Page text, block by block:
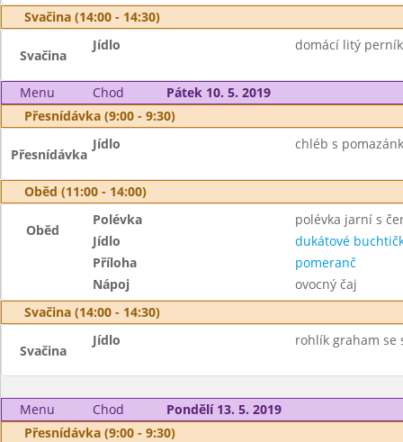
Svačina (14:00 - 14:30)
Svačina
Jídlo domácí litý
Menu Chod
Pátek 10. 5. 2019
Přesnídávka (9:00 - 9:30)
Přesnídávka
Jídlo chléb s
Oběd (11:00 - 14:00)
Oběd
Polévka
polévka jarní s
Jídlo
dukátové
Příloha
pomeranč
Nápoj
ovocný čaj
Svačina (14:00 - 14:30)
Svačina
Jídlo rohlík graham se
Menu Chod
Pondělí 13. 5. 2019
Přesnídávka (9:00 - 9:30)